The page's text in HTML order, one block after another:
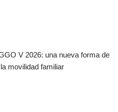
V 2026: una nueva forma de
movilidad familiar